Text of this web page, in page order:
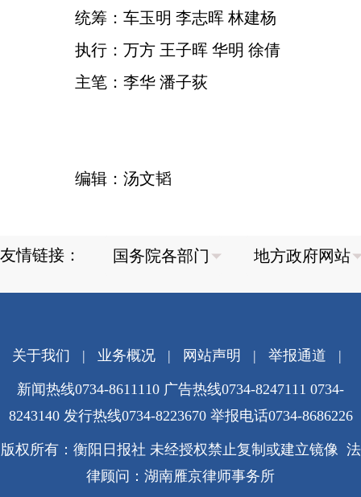
统筹：车玉明 李志晖 林建杨
执行：万方 王子晖 华明 徐倩
主笔：李华 潘子荻
编辑：汤文韬
友情链接：
关于我们 | 业务概况| 网站声明 | 举报通道 |
新闻热线0734-8611110 广告热线0734-8247111 0734-
8243140 发行热线0734-8223670 举报电话0734-8686226
版权所有：衡阳日报社 未经授权禁止复制或建立镜像 法
律顾问：湖南雁京律师事务所